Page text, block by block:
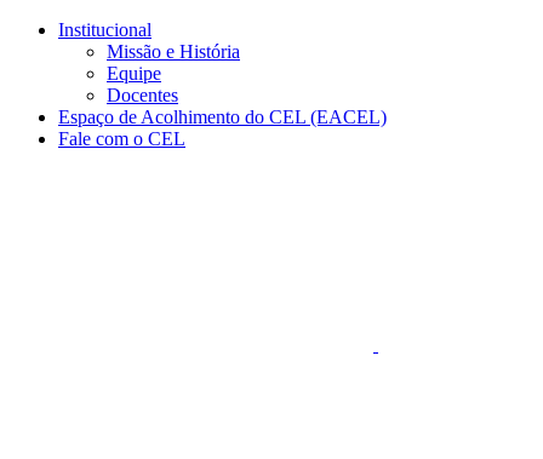
Conteúdo principal
Institucional
Missão e História
Equipe
Docentes
Espaço de Acolhimento do CEL (EACEL)
Fale com o CEL